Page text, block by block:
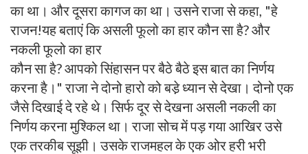
का था। और दूसरा कागज का था। उसने राजा से कहा, "हे
राजन!यह बताएं कि असली फूलो का हार कौन सा है? और
नकली फूलो का हार
कौन सा है? आपको सिंहासन पर बैठे बैठे इस बात का निर्णय
करना है।" राजा ने दोनो हारो को बडे़ ध्यान से देखा। दोनो एक
जैसे दिखाई दे रहे थे। सिर्फ दूर से देखना असली नकली का
निर्णय करना मुश्किल था। राजा सोच में पड़ गया आखिर उसे
एक तरकीब सूझी। उसके राजमहल के एक ओर हरी भरी